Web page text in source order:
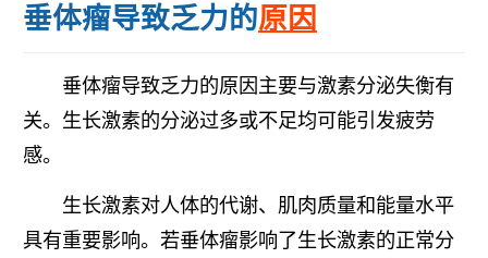
垂体瘤导致乏力的原因
垂体瘤导致乏力的原因主要与激素分泌失衡有
关。生长激素的分泌过多或不足均可能引发疲劳
感。
生长激素对人体的代谢、肌肉质量和能量水平
具有重要影响。若垂体瘤影响了生长激素的正常分